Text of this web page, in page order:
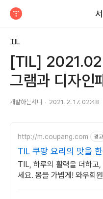
TIL
[TIL]
그램과 디자인
개발하는서니 2021. 2. 17. 02:48
http://m.coupang.com 광고
TIL 쿠팡 요리의 맛을
TIL, 하루의 활력을 더하고
세요. 몸을 가볍게! 와우회